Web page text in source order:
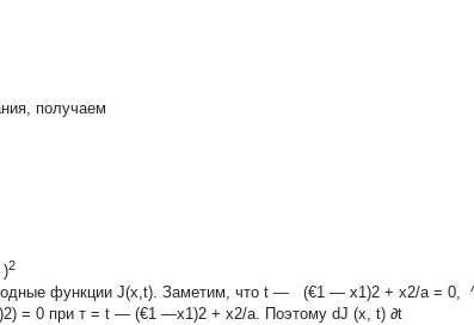
получаем
)2
функции J(x,t). Заметим, что t — (€1 — x1)2 + x2/а =
= 0 при т = t — (€1 —x1)2 + x2/а. Поэтому dJ (x, t) ∂t